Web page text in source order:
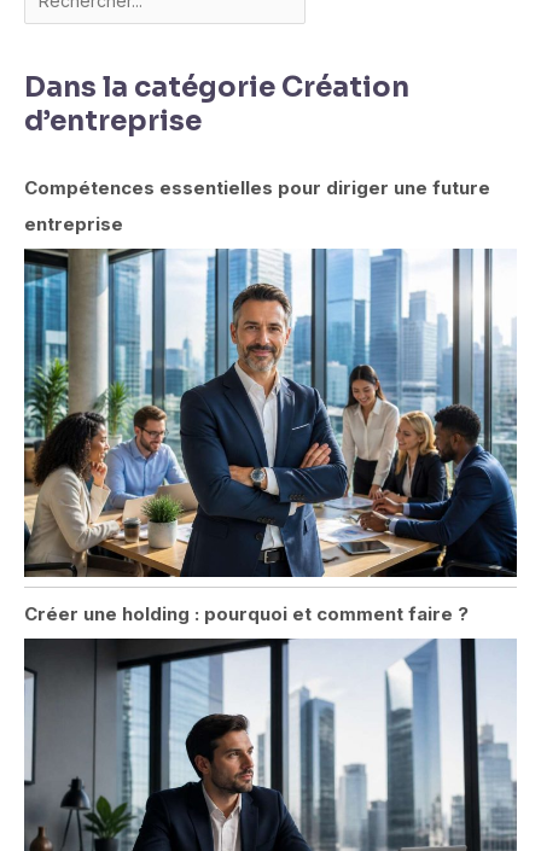
Dans la catégorie Création
d’entreprise
Compétences essentielles pour diriger une future
entreprise
Créer une holding : pourquoi et comment faire ?